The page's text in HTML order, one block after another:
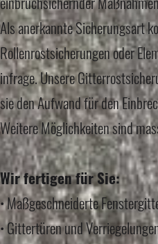
Als anerkannte Sicherungsart
Rollenrostsicherungen oder
infrage. Unsere
sie den Aufwand für den
Weitere Möglichkeiten sind
Wir fertigen für Sie:
• Maßgeschneiderte
• Gittertüren und